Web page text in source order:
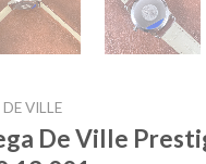
DE VILLE
De Ville